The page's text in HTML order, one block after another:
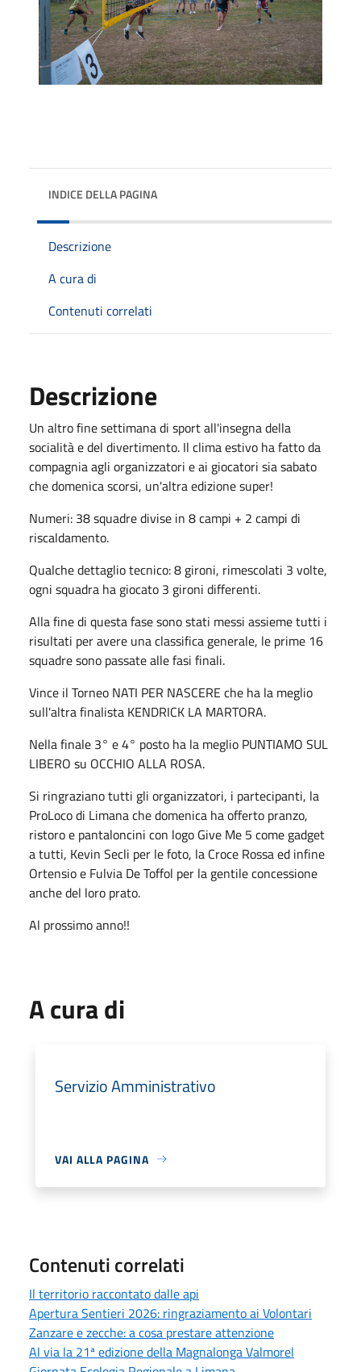
INDICE DELLA PAGINA
Descrizione
A cura di
Contenuti correlati
Descrizione
Un altro fine settimana di sport all'insegna della
socialità e del divertimento. Il clima estivo ha fatto da
compagnia agli organizzatori e ai giocatori sia sabato
che domenica scorsi, un'altra edizione super!
Numeri: 38 squadre divise in 8 campi + 2 campi di
riscaldamento.
Qualche dettaglio tecnico: 8 gironi, rimescolati 3 volte,
ogni squadra ha giocato 3 gironi differenti.
Alla fine di questa fase sono stati messi assieme tutti i
risultati per avere una classifica generale, le prime 16
squadre sono passate alle fasi finali.
Vince il Torneo NATI PER NASCERE che ha la meglio
sull'altra finalista KENDRICK LA MARTORA.
Nella finale 3° e 4° posto ha la meglio PUNTIAMO SUL
LIBERO su OCCHIO ALLA ROSA.
Si ringraziano tutti gli organizzatori, i partecipanti, la
ProLoco di Limana che domenica ha offerto pranzo,
ristoro e pantaloncini con logo Give Me 5 come gadget
a tutti, Kevin Secli per le foto, la Croce Rossa ed infine
Ortensio e Fulvia De Toffol per la gentile concessione
anche del loro prato.
Al prossimo anno!!
A cura di
Servizio Amministrativo
VAI ALLA PAGINA
Contenuti correlati
Il territorio raccontato dalle api
Apertura Sentieri 2026: ringraziamento ai Volontari
Zanzare e zecche: a cosa prestare attenzione
Al via la 21ª edizione della Magnalonga Valmorel